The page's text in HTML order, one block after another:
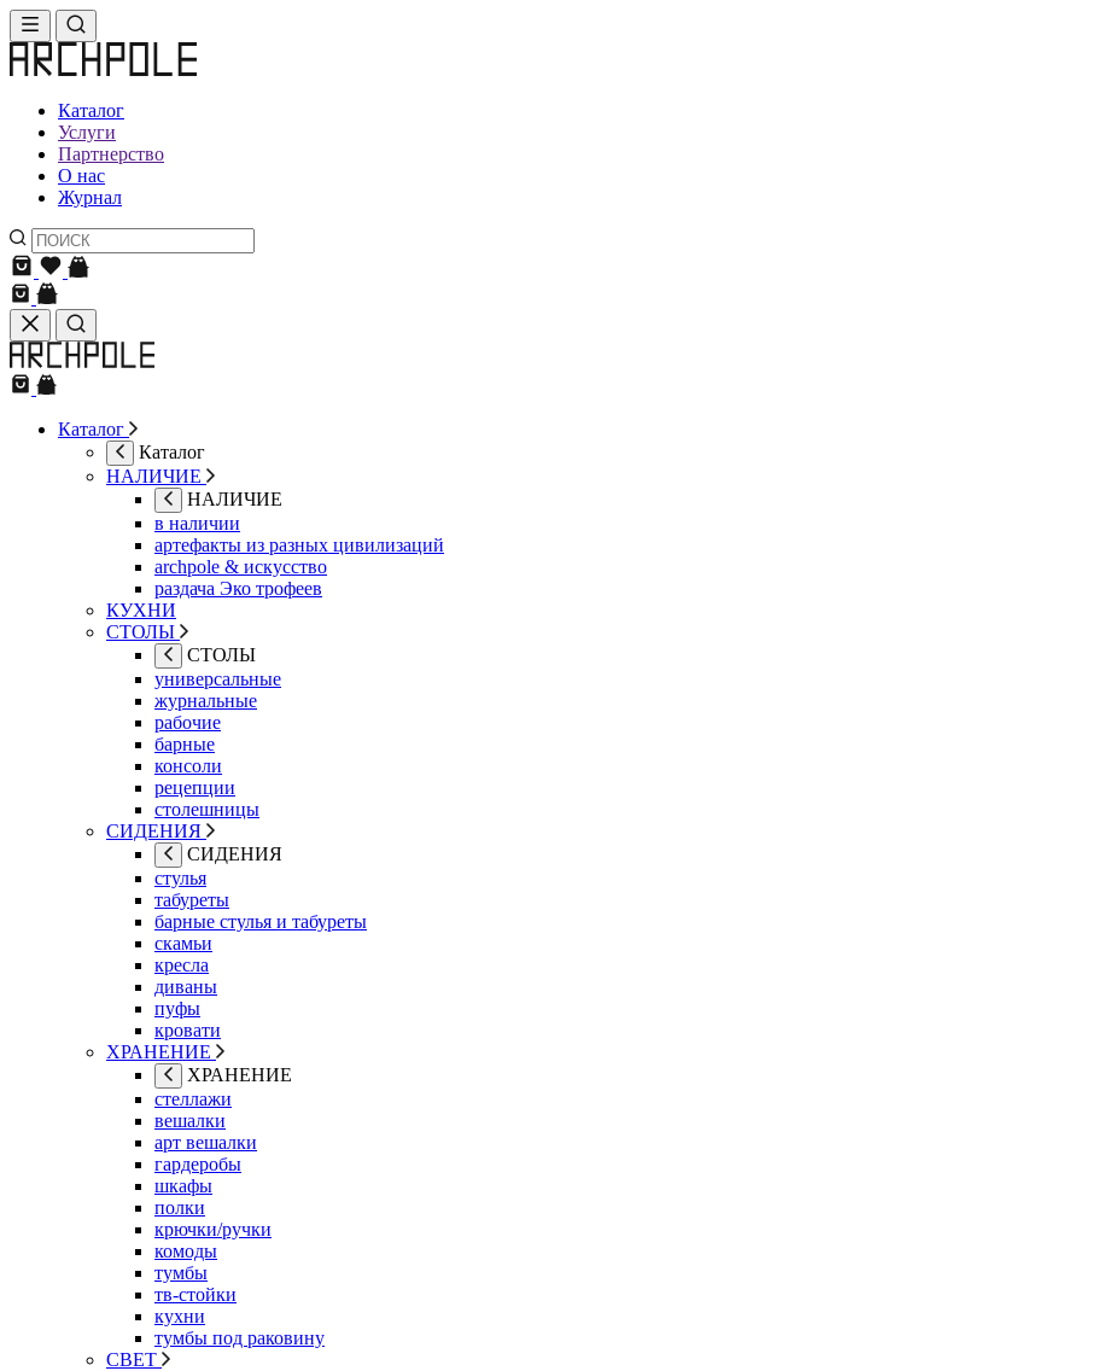
Каталог
Услуги
Партнерство
О нас
Журнал
Каталог
Каталог
НАЛИЧИЕ
НАЛИЧИЕ
в наличии
артефакты из разных цивилизаций
archpole & искусство
раздача Эко трофеев
КУХНИ
СТОЛЫ
СТОЛЫ
универсальные
журнальные
рабочие
барные
консоли
рецепции
столешницы
СИДЕНИЯ
СИДЕНИЯ
стулья
табуреты
барные стулья и табуреты
скамьи
кресла
диваны
пуфы
кровати
ХРАНЕНИЕ
ХРАНЕНИЕ
стеллажи
вешалки
арт вешалки
гардеробы
шкафы
полки
крючки/ручки
комоды
тумбы
тв-стойки
кухни
тумбы под раковину
СВЕТ